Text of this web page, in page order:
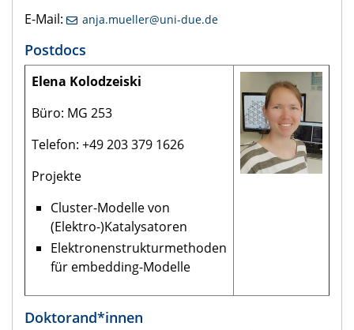
E-Mail:
anja.mueller@uni-due.de
Postdocs
Elena Kolodzeiski
Büro: MG 253
Telefon: +49 203 379 1626
Projekte
Cluster-Modelle von
(Elektro-)Katalysatoren
Elektronenstrukturmethoden
für embedding-Modelle
Doktorand*innen